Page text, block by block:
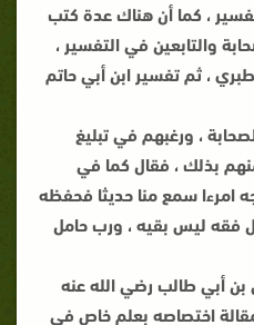
، كما أن هناك عدة كتب
والتابعين في التفسير ،
، ثم تفسير ابن أبي حاتم
، ورغبهم في تبليغ
بذلك ، فقال كما في
امرءا سمع منا حديثا فحفظه
فقه ليس بقيه ، ورب حامل
بن أبي طالب رضي الله عنه
اختصاصه بعلم خاص في